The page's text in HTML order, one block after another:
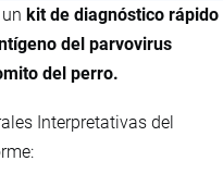
kit de diagnóstico rápido
del parvovirus
del perro.
Interpretativas del